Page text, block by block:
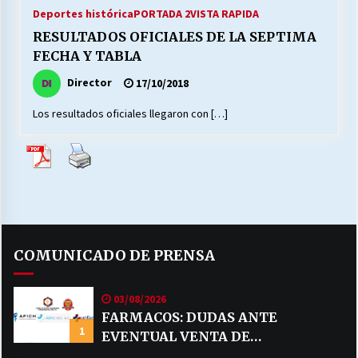
MUNICIPALIDAD, TRABAJADORES, CLIMA
LABORAL:
13/07/2026
Escuela hospitalaria El Carmen de Maipu.
VOLVER A SER ALTERNATIVA
MUNICIPALIDADES, HONORARIOS, DESPIDOS
Deportes históricaPORTADA 2VISTA RAPIDA
RESULTADOS OFICIALES DE LA SEPTIMA
FECHA Y TABLA
Director 17/10/2018
Los resultados oficiales llegaron con […]
COMUNICADO DE PRENSA
1
03/08/2026
FARMACOS: DUDAS ANTE
EVENTUAL VENTA DE